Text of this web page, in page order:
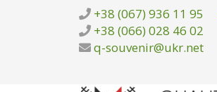
+38 (067) 936 11 95
+38 (066) 028 46 02
q-souvenir@ukr.net